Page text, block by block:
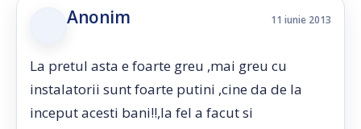
Anonim 11 iunie 2013
La pretul asta e foarte greu ,mai greu cu
instalatorii sunt foarte putini ,cine da de la
inceput acesti bani!!,la fel a facut si